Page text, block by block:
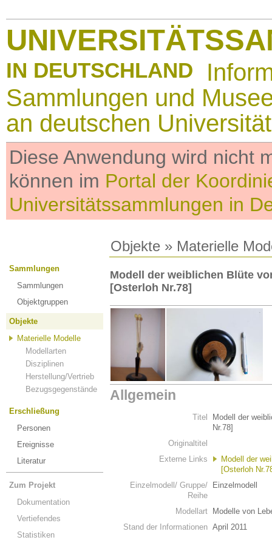
IN DEUTSCHLAND
Sammlungen und
an deutschen
Diese Anwendung wird nicht
können im Portal der
Universitätssammlungen in
Objekte » Materielle
Sammlungen
Sammlungen
Objektgruppen
Objekte
Materielle Modelle
Modellarten
Disziplinen
Herstellung/Vertrieb
Bezugsgegenstände
Erschließung
Personen
Ereignisse
Literatur
Zum Projekt
Dokumentation
Vertiefendes
Statistiken
Modell der weiblichen Blüte
[Osterloh Nr.78]
Allgemein
Titel
Modell der
Nr.78]
Originaltitel
Externe Links
Modell der
[Osterloh
Einzelmodell/ Gruppe/
Reihe
Einzelmodell
Modellart
Modelle von
Stand der Informationen April 2011